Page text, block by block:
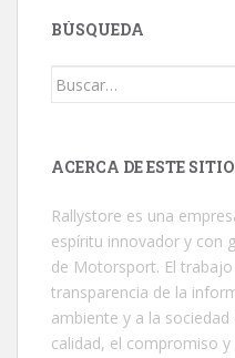
BÚSQUEDA
Buscar:
ACERCA DE ESTE SITIO
Rallystore es una
espíritu innovador y con
de Motorsport. El
transparencia de la
ambiente y a la
calidad, el compromiso